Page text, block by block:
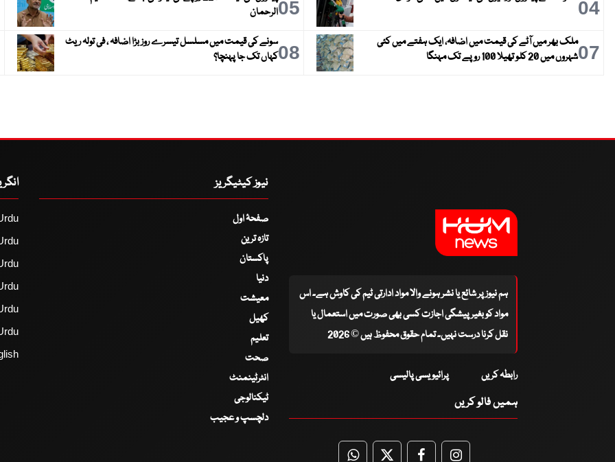
04
05الرحمان
07ملک بھر میں آٹے کی قیمت میں اضافہ، ایک ہفتے میں کئی
شہروں میں 20 کلو تھیلا 100 روپے تک مہنگا
08سونے کی قیمت میں مسلسل تیسرے روز بڑا اضافہ ، فی تولہ ریٹ
کہاں تک جا پہنچا؟
ہم نیوز پر شائع یا نشر ہونے والا مواد ادارتی ٹیم کی کاوش ہے۔ اس
مواد کو بغیر پیشگی اجازت کسی بھی صورت میں استعمال یا
نقل کرنا درست نہیں۔ تمام حقوق محفوظ ہیں © 2026
رابطہ کریں پرائیویسی پالیسی
ہمیں فالو کریں
نیوز کیٹیگریز
صفحۂ اول
تازہ ترین
پاکستان
دنیا
معیشت
کھیل
تعلیم
صحت
انٹرٹینمنٹ
ٹیکنالوجی
دلچسپ و عجیب